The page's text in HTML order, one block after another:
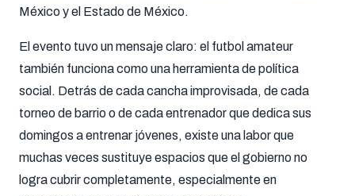
México y el Estado de México.
El evento tuvo un mensaje claro: el futbol amateur
también funciona como una herramienta de política
social. Detrás de cada cancha improvisada, de cada
torneo de barrio o de cada entrenador que dedica sus
domingos a entrenar jóvenes, existe una labor que
muchas veces sustituye espacios que el gobierno no
logra cubrir completamente, especialmente en